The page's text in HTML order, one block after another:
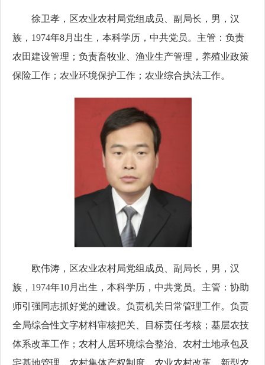
徐卫孝， 区农业农村局党组成员、副局长， 男，汉
族，1974年8月出生，本科学历， 中共党员。 主管：负责
农田建设管理；负责畜牧业、渔业生产管理，养殖业政策
保险工作；农业环境保护工作；农业综合执法工作。
欧伟涛， 区农业农村局党组成员、副局长， 男，汉
族，1974年10月出生，本科学历， 中共党员。 主管：协助
师引强同志抓好党的建设。负责机关日常管理工作。负责
全局综合性文字材料审核把关、目标责任考核；基层农技
体系改革工作；农村人居环境综合整治、农村土地承包及